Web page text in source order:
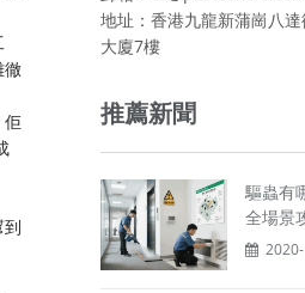
徹
佢
地址：香港九龍新蒲崗八
大廈7樓
推薦新聞
驅蟲有
全場景
2020-